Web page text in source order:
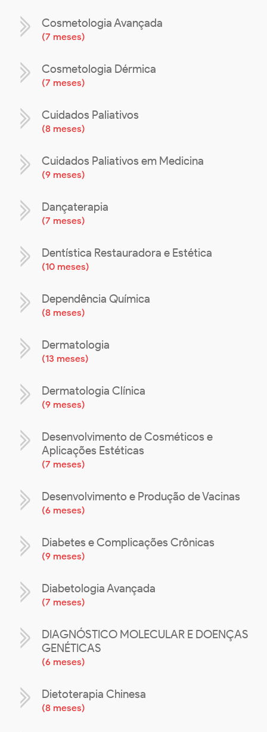
Cosmetologia Avançada
(7 meses)
Cosmetologia Dérmica
(7 meses)
Cuidados Paliativos
(8 meses)
Cuidados Paliativos em Medicina
(9 meses)
Dançaterapia
(7 meses)
Dentística Restauradora e Estética
(10 meses)
Dependência Química
(8 meses)
Dermatologia
(13 meses)
Dermatologia Clínica
(9 meses)
Desenvolvimento de Cosméticos e
Aplicações Estéticas
(7 meses)
Desenvolvimento e Produção de Vacinas
(6 meses)
Diabetes e Complicações Crônicas
(9 meses)
Diabetologia Avançada
(7 meses)
DIAGNÓSTICO MOLECULAR E DOENÇAS
GENÉTICAS
(6 meses)
Dietoterapia Chinesa
(8 meses)